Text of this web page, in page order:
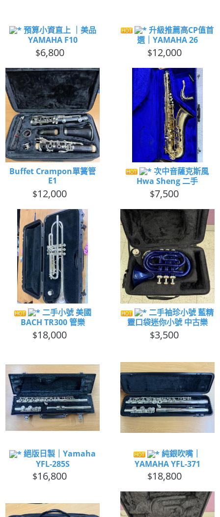
預算小資直上 ｜美品
YAMAHA F10
$6,800
升級推薦高CP值首
選｜YAMAHA 26
$12,000
Buffet Crampon單簧管
E1
$12,000
次中音薩克斯風
Hwa Sheng 二手
$7,500
二手小號 美國
BACH TR300 管樂
$18,000
二手袖珍小號 藍精
靈口袋迷你小號 中古樂
$3,500
絕版日製｜Yamaha
YFL-285S
$16,800
純銀吹嘴｜
YAMAHA YFL-371
$18,800